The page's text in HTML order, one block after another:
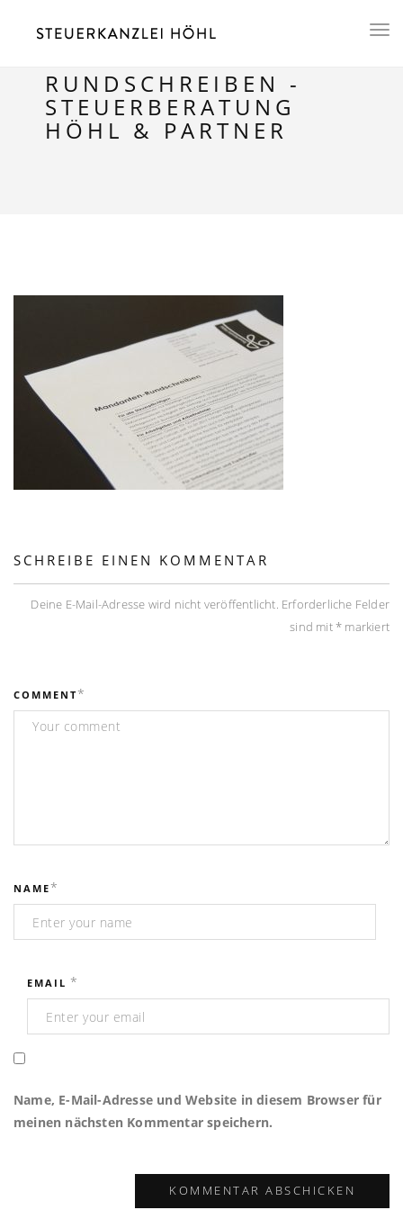
RUNDSCHREIBEN -
STEUERBERATUNG
HÖHL & PARTNER
SCHREIBE EINEN KOMMENTAR
Deine E-Mail-Adresse wird nicht veröffentlicht. Erforderliche Felder
sind mit* markiert
COMMENT*
NAME*
EMAIL *
Name, E-Mail-Adresse und Website in diesem Browser für
meinen nächsten Kommentar speichern.